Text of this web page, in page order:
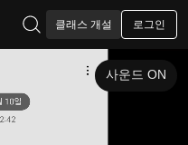
클래스 개설 로그인
사운드 ON